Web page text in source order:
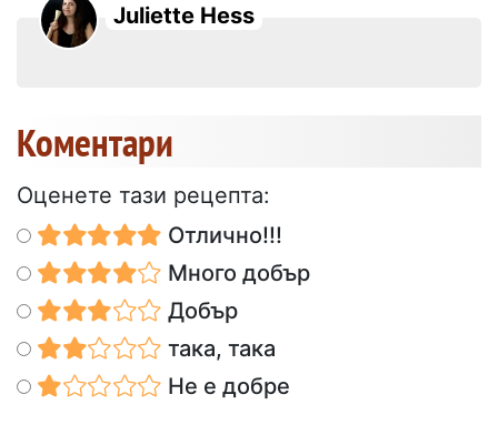
Juliette Hess
Коментари
Оценете тази рецепта:
Отлично!!!
Много добър
Добър
така, така
Не е добре